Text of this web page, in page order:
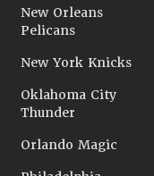
New Orleans
Pelicans
New York Knicks
Oklahoma City
Thunder
Orlando Magic